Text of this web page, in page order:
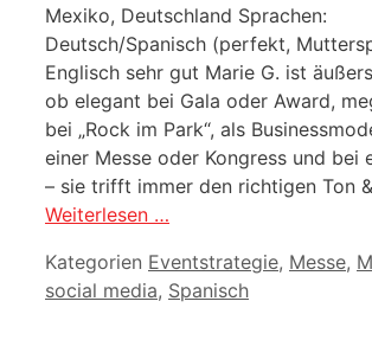
Mexiko, Deutschland Sprachen:
Deutsch/Spanisch (perfekt,
Englisch sehr gut Marie G. ist
ob elegant bei Gala oder Award,
bei „Rock im Park“, als
einer Messe oder Kongress und bei
– sie trifft immer den richtigen Ton
Weiterlesen …
Kategorien Eventstrategie, Messe,
social media, Spanisch